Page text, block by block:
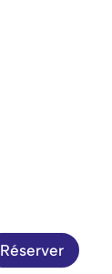
Réserver